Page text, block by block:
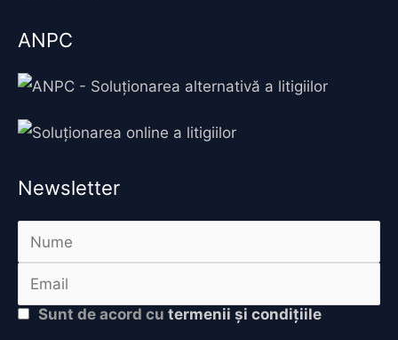
ANPC
Newsletter
Sunt de acord cu termenii și condițiile